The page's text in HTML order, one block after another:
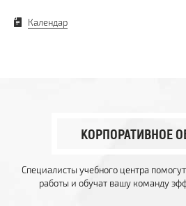
Календар
КОРПОРАТИВНОЕ
Специалисты учебного центра
работы и обучат вашу команду